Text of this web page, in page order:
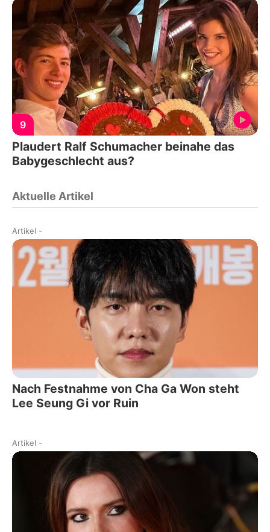
9
Plaudert Ralf Schumacher beinahe das
Babygeschlecht aus?
Aktuelle Artikel
Artikel -
Nach Festnahme von Cha Ga Won steht
Lee Seung Gi vor Ruin
Artikel -